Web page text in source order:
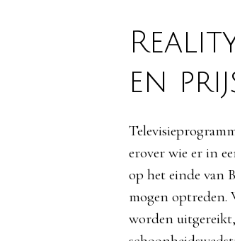
en
erover wie er in
op het einde van
mogen optreden.
worden uitgereikt,